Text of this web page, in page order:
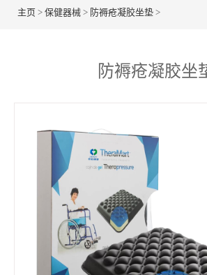
主页 > 保健器械 > 防褥疮凝胶坐垫 >
防褥疮凝胶坐